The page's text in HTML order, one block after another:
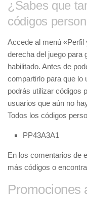
¿Sabes que
códigos
Accede al menú «Perfil
derecha del juego para
habilitado. Antes de
compartirlo para que lo
podrás utilizar códigos
usuarios que aún no
Todos los códigos
PP43A3A1
En los comentarios de
más códigos o
Promociones